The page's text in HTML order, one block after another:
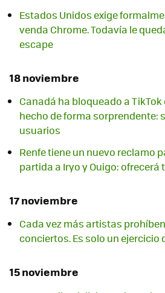
Estados Unidos exige
venda Chrome. Todavía le
escape
18 noviembre
Canadá ha bloqueado a TikTok
hecho de forma sorprendente:
usuarios
Renfe tiene un nuevo reclamo
partida a Iryo y Ouigo:
17 noviembre
Cada vez más artistas
conciertos. Es solo un ejercicio
15 noviembre